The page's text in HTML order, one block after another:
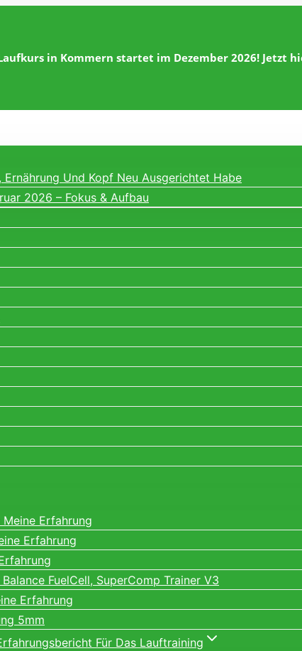
in Kommern startet im Dezember 2026! Jetzt
Und Kopf Neu Ausgerichtet Habe
2026 – Fokus & Aufbau
Erfahrung
Erfahrung
FuelCell, SuperComp Trainer V3
Erfahrung
5mm
Für Das Lauftraining